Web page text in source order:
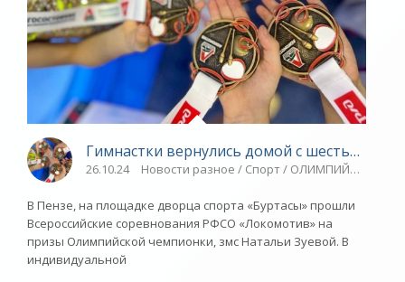
Гимнастки вернулись домой с шестью
26.10.24 Новости разное / Спорт / ОЛИМПИЙСКИЕ
В Пензе, на площадке дворца спорта «Буртасы» прошли
Всероссийские соревнования РФСО «Локомотив» на
призы Олимпийской чемпионки, змс Натальи Зуевой. В
индивидуальной